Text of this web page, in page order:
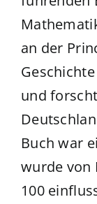
an der
und
Buch war
wurde von
100